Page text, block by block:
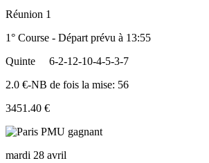
Réunion 1
1° Course - Départ prévu à 13:55
Quinte
6-2-12-10-4-5-3-7
2.0 €-NB de fois la mise: 56
3451.40 €
mardi 28 avril